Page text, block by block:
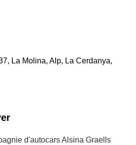
La Molina, Alp, La Cerdanya,
d'autocars Alsina Graells